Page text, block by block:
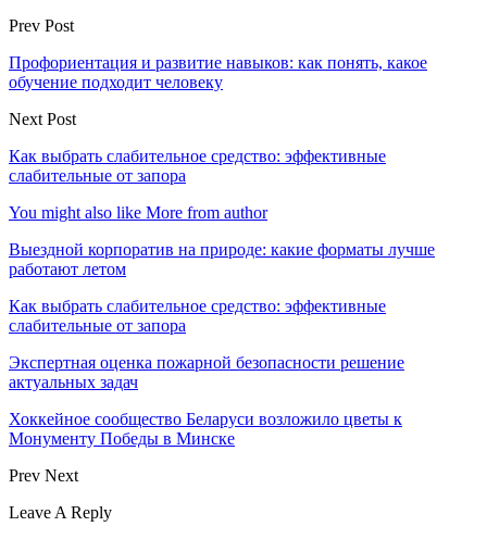
Prev Post
Профориентация и развитие навыков: как понять, какое
обучение подходит человеку
Next Post
Как выбрать слабительное средство: эффективные
слабительные от запора
You might also like More from author
Выездной корпоратив на природе: какие форматы лучше
работают летом
Как выбрать слабительное средство: эффективные
слабительные от запора
Экспертная оценка пожарной безопасности решение
актуальных задач
Хоккейное сообщество Беларуси возложило цветы к
Монументу Победы в Минске
Prev Next
Leave A Reply